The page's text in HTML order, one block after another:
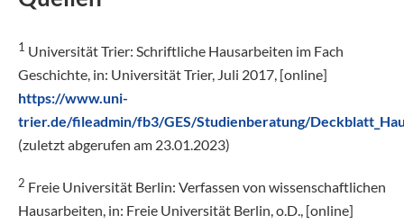
1 Universität Trier: Schriftliche Hausarbeiten im Fach
Geschichte, in: Universität Trier, Juli 2017, [online]
https://www.uni-
trier.de/fileadmin/fb3/GES/Studienberatung/
(zuletzt abgerufen am 23.01.2023)
2 Freie Universität Berlin: Verfassen von wissenschaftlichen
Hausarbeiten, in: Freie Universität Berlin, o.D., [online]